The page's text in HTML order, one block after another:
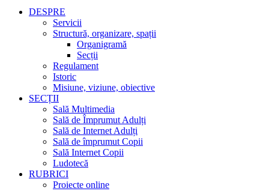
DESPRE
Servicii
Structură, organizare, spații
Organigramă
Secții
Regulament
Istoric
Misiune, viziune, obiective
SECȚII
Sală Multimedia
Sală de Împrumut Adulți
Sală de Internet Adulți
Sală de împrumut Copii
Sală Internet Copii
Ludotecă
RUBRICI
Proiecte online